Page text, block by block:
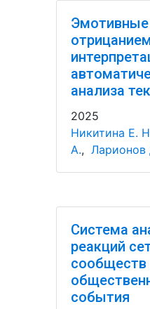
Эмотивные
анализа
2025
Никитина Е.
А., Ларионов
Система
реакций
сообществ
события